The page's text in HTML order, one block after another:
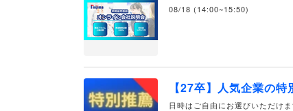
08/18 (14:00~15:50)
【27卒】人気企業の
日時はご自由にお選びいただけ